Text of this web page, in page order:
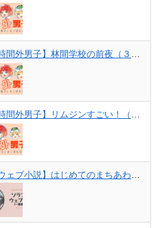
【時間外男子】林間学校の前夜（３巻①の裏話）
【時間外男子】リムジンすごい！（６巻⑮と⑯の間の話）
【ウェブ小説】はじめてのまちあわせ。【後編】（一歌視点）